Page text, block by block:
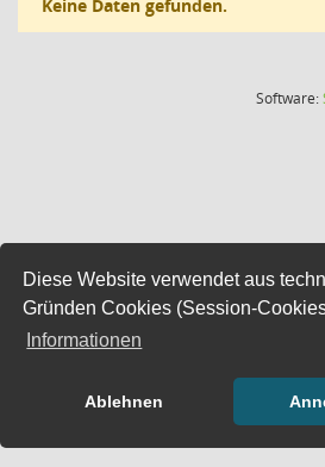
Diese Website verwendet aus
Gründen Cookies (Session-
Informationen
Ablehnen
Keine Daten gefunden.
Software: